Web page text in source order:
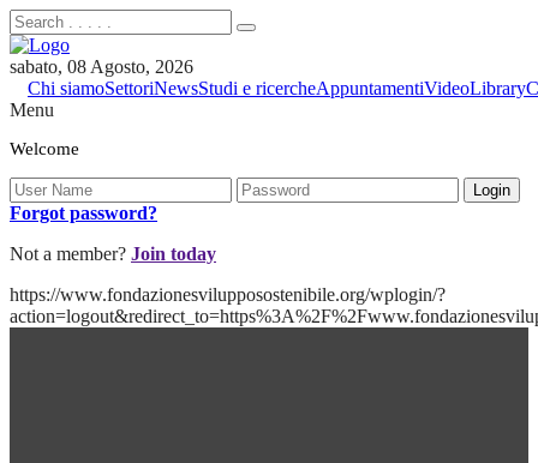
sabato, 08 Agosto, 2026
Chi siamoSettoriNewsStudi e ricercheAppuntamentiVideoLibrary
Menu
Welcome
Forgot password?
Not a member? Join today
https://www.fondazionesvilupposostenibile.org/wplogin/?